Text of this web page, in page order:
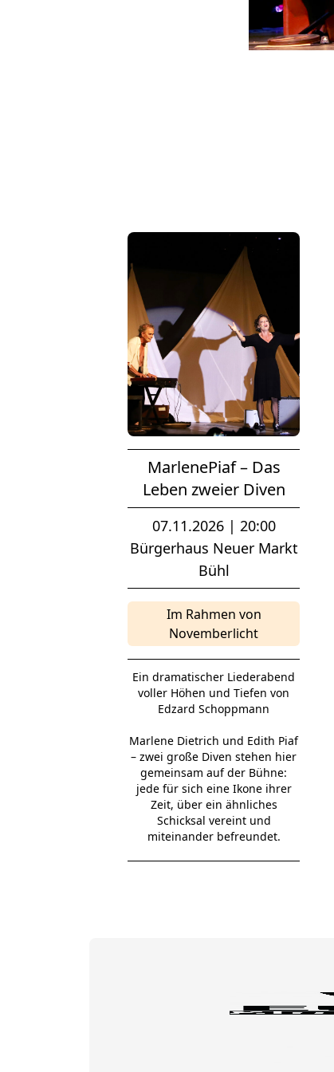
MarlenePiaf – Das
Leben zweier Diven
07.11.2026 | 20:00
Bürgerhaus Neuer Markt
Bühl
Im Rahmen von
Novemberlicht
Ein dramatischer Liederabend
voller Höhen und Tiefen von
Edzard Schoppmann
Marlene Dietrich und Edith Piaf
– zwei große Diven stehen hier
gemeinsam auf der Bühne:
jede für sich eine Ikone ihrer
Zeit, über ein ähnliches
Schicksal vereint und
miteinander befreundet.